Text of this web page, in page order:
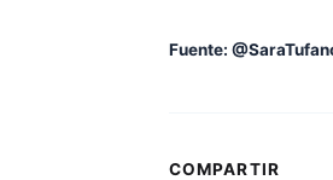
Fuente:
COMPARTIR